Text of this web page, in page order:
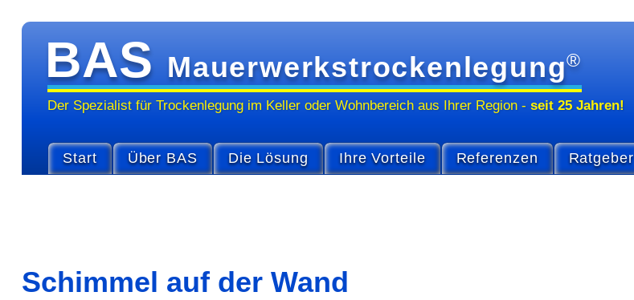
BASMauerwerkstrockenlegung®
Der Spezialist für Trocken­legung im Keller oder Wohn­bereichaus Ihrer Region-seit 25 Jahren!
Start Über BAS Die Lösung Ihre Vorteile Referenzen Ratgeber
Schimmel auf der Wand